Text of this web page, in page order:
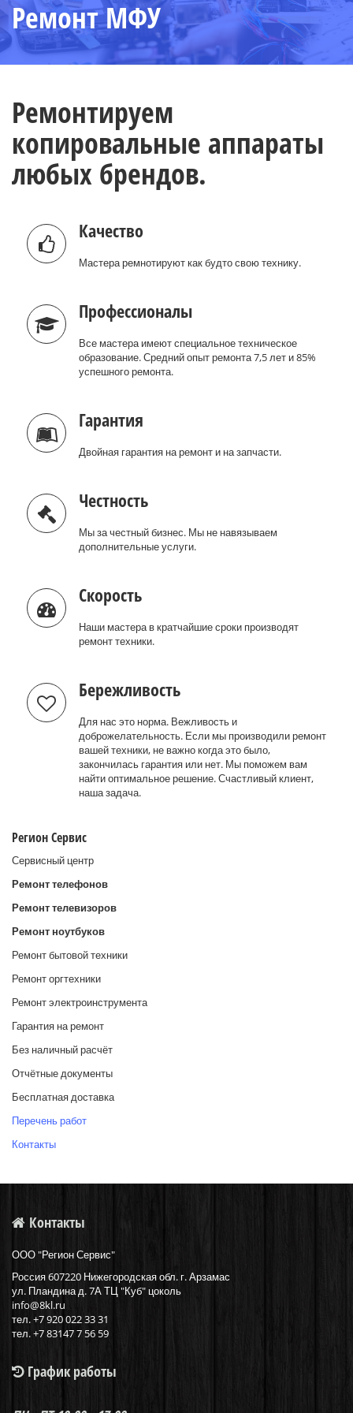
Ремонт МФУ
Ремонтируем
копировальные аппараты
любых брендов.
Качество
Мастера ремнотируют как будто свою технику.
Профессионалы
Все мастера имеют специальное техническое
образование. Средний опыт ремонта 7,5 лет и 85%
успешного ремонта.
Гарантия
Двойная гарантия на ремонт и на запчасти.
Честность
Мы за честный бизнес. Мы не навязываем
дополнительные услуги.
Скорость
Наши мастера в кратчайшие сроки производят
ремонт техники.
Бережливость
Для нас это норма. Вежливость и
доброжелательность. Если мы производили ремонт
вашей техники, не важно когда это было,
закончилась гарантия или нет. Мы поможем вам
найти оптимальное решение. Счастливый клиент,
наша задача.
Регион Сервис
Сервисный центр
Ремонт телефонов
Ремонт телевизоров
Ремонт ноутбуков
Ремонт бытовой техники
Ремонт оргтехники
Ремонт электроинструмента
Гарантия на ремонт
Без наличный расчёт
Отчётные документы
Бесплатная доставка
Перечень работ
Контакты
Контакты
ООО "Регион Сервис"
Россия607220 Нижегородская обл. г.Арзамас
ул. Пландина д. 7А ТЦ "Куб" цоколь
info@8kl.ru
тел.+7 920 022 33 31
тел. +7 83147 7 56 59
График работы